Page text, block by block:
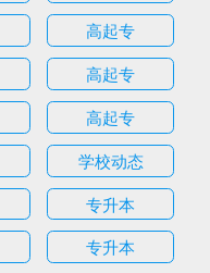
高起专
高起专
高起专
学校动态
专升本
专升本